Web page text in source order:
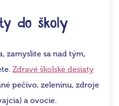
do školy
zamyslite sa nad tým,
Zdravé školské desiaty
pečivo, zeleninu, zdroje
a ovocie.